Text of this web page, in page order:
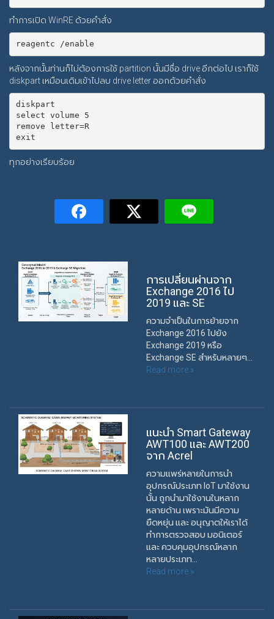
ทำการเปิด WinRE ด้วยคำสั่ง
หลังจากนั้นท่านก็ไม่ต้องการใช้ partition นั้นมีชื่อ drive อีกต่อไป เราก็ใช้
diskpart เหมือนเดิมเข้าไปลบ drive letter ออกด้วยคำสั่ง
diskpart
select volume 5
remove letter=R
ทุกอย่างเรียบร้อย
การเปลี่ยนผ่านจาก
Exchange 2016 ไป
2019 และ SE
ความจำเป็นในการย้ายจาก
Exchange 2016 ไปยัง
Exchange 2019 หรือ
Exchange SE สำหรับหลายๆ...
Read more »
แนะนำ Smart Gateway
AWT100 และ AWT200
จาก Acrel
ความแพร่หลายในการนำ
อุปกรณ์ประเภท IoT มาใช้งาน
นั้น ถูกนำมาใช้งานในหลาก
หลายด้าน เพราะมันมีความ
ยืดหยุ่น และ อนุญาตให้เราได้
ทำการตรวจสอบ มอนิเตอร์
และ ควบคุมอุปกรณ์หลาก
หลายประเภท...
Read more »